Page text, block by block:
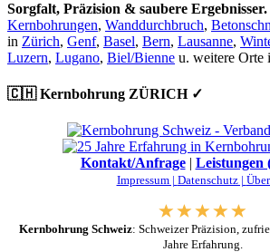
Sorgfalt, Präzision & saubere Ergebnisser.
Kernbohrungen, Wanddurchbruch,
in Zürich, Genf, Basel, Bern, Lausanne,
Luzern, Lugano, Biel/Bienne u. weitere Orte
🇨🇭 Kernbohrung ZÜRICH ✓
Kontakt/Anfrage| Leistungen
Impressum | Datenschutz |
Kernbohrung Schweiz: Schweizer Präzision,
Jahre Erfahrung.